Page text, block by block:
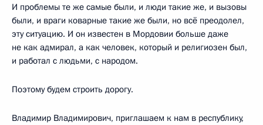
И проблемы те же самые были, и люди такие же, и вызовы
были, и враги коварные такие же были, но всё преодолел,
эту ситуацию. И он известен в Мордовии больше даже
не как адмирал, а как человек, который и религиозен был,
и работал с людьми, с народом.
Поэтому будем строить дорогу.
Владимир Владимирович, приглашаем к нам в республику,